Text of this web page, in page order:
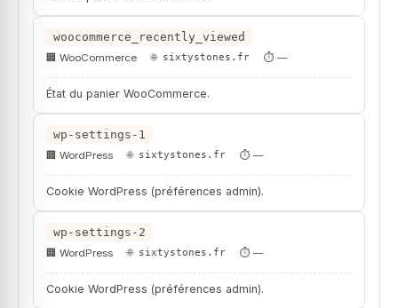
woocommerce_recently_viewed
WooCommerce sixtystones.fr —
État du panier WooCommerce.
wp-settings-1
WordPress sixtystones.fr —
Cookie WordPress (préférences admin).
wp-settings-2
WordPress sixtystones.fr —
Cookie WordPress (préférences admin).